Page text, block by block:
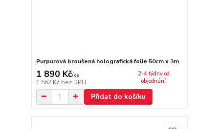
Purpurová broušená holografická folie 50cm x 3m
1 890 Kč/ks
1 562 Kč bez DPH
2-4 týdny od
objednání
Přidat do košíku